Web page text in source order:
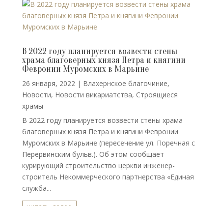
В 2022 году планируется возвести стены
храма благоверных князя Петра и княгини
Февронии Муромских в Марьине
26 января, 2022| Влахернское благочиние,
Новости, Новости викариатства, Строящиеся
храмы
В 2022 году планируется возвести стены храма
благоверных князя Петра и княгини Февронии
Муромских в Марьине (пересечение ул. Поречная с
Перервинским бульв.). Об этом сообщает
курирующий строительство церкви инженер-
строитель Некоммерческого партнерства «Единая
служба...